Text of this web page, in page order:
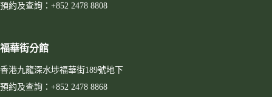
預約及查詢：+852 2478 8808
福華街分館
香港九龍深水埗福華街189號地下
預約及查詢：+852 2478 8868